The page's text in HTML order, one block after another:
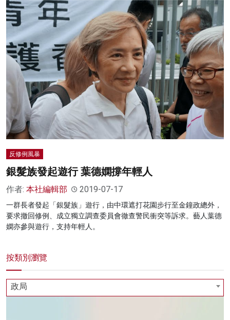
反修例風暴
銀髮族發起遊行 葉德嫻撐年輕人
作者: 本社編輯部 2019-07-17
一群長者發起「銀髮族」遊行，由中環遮打花園步行至金鐘政總外，
要求撤回修例、成立獨立調查委員會徹查警民衝突等訴求。藝人葉德
嫻亦參與遊行，支持年輕人。
按類別瀏覽
政局